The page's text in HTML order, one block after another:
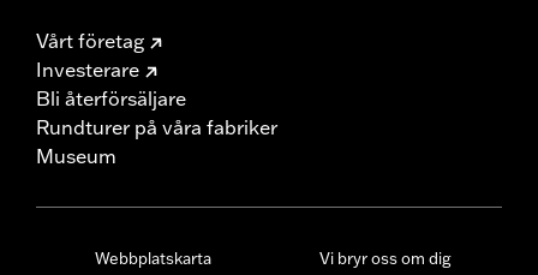
Vårt företag
Investerare
Bli återförsäljare
Rundturer på våra fabriker
Museum
Webbplatskarta
Vi bryr oss om dig